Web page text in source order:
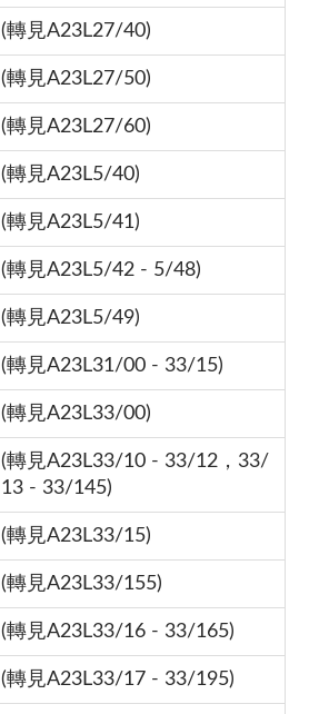
(轉見A23L27/40)
(轉見A23L27/50)
(轉見A23L27/60)
(轉見A23L5/40)
(轉見A23L5/41)
(轉見A23L5/42 - 5/48)
(轉見A23L5/49)
(轉見A23L31/00 - 33/15)
(轉見A23L33/00)
(轉見A23L33/10 - 33/12，33/
13 - 33/145)
(轉見A23L33/15)
(轉見A23L33/155)
(轉見A23L33/16 - 33/165)
(轉見A23L33/17 - 33/195)